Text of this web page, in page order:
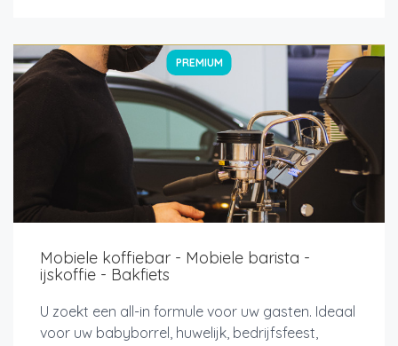
PREMIUM
Mobiele koffiebar - Mobiele barista -
ijskoffie - Bakfiets
U zoekt een all-in formule voor uw gasten. Ideaal
voor uw babyborrel, huwelijk, bedrijfsfeest,